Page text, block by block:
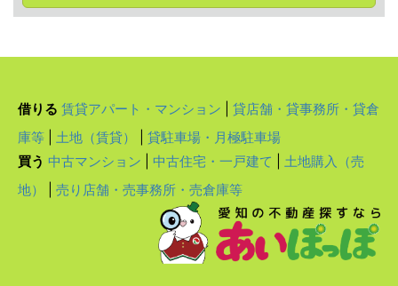
借りる 賃貸アパート・マンション
貸店舗・貸事務所・貸倉
庫等
土地（賃貸）
貸駐車場・月極駐車場
買う 中古マンション 中古住宅・一戸建て
土地購入（売
地）
売り店舗・売事務所・売倉庫等